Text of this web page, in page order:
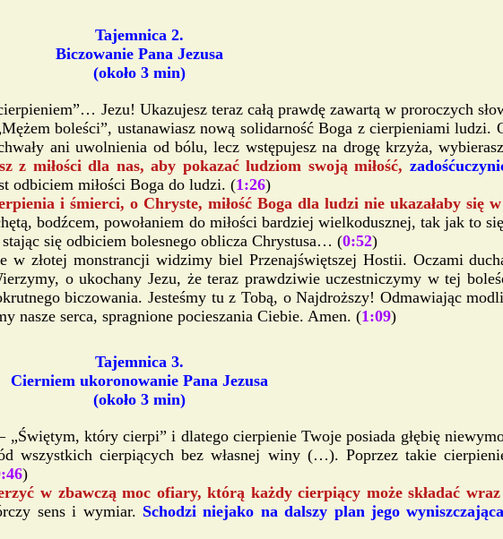
Tajemnica 2.
Biczowanie Pana Jezusa
(około 3 min)
Jezu! Ukazujesz teraz całą prawdę zawartą w proroczych
boleści”, ustanawiasz nową solidarność Boga z cierpieniami ludzi.
ani uwolnienia od bólu, lecz wstępujesz na drogę krzyża,
z miłości dla nas, aby pokazać ludziom swoją miłość,
odbiciem miłości Boga do ludzi. (1:26)
i śmierci, o Chryste, miłość Boga dla ludzi nie ukazałaby się
bodźcem, powołaniem do miłości bardziej wielkodusznej, tak jak to
się odbiciem bolesnego oblicza Chrystusa… (0:52)
w złotej monstrancji widzimy biel Przenajświętszej Hostii. Oczami
o ukochany Jezu, że teraz prawdziwie uczestniczymy w tej
biczowania. Jesteśmy tu z Tobą, o Najdroższy! Odmawiając
nasze serca, spragnione pocieszania Ciebie. Amen. (1:09)
Tajemnica 3.
Cierniem ukoronowanie Pana Jezusa
(około 3 min)
„Świętym, który cierpi” i dlatego cierpienie Twoje posiada głębię
wszystkich cierpiących bez własnej winy (…). Poprzez takie
)
w zbawczą moc ofiary, którą każdy cierpiący może składać
sens i wymiar. Schodzi niejako na dalszy plan jego